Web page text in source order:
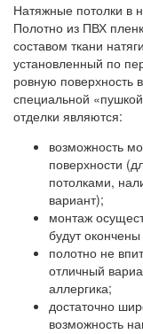
Натяжные потолки в
Полотно из ПВХ
составом ткани
установленный по
ровную поверхность
специальной
отделки являются:
возможность
поверхности
потолками,
вариант);
монтаж
будут
полотно не
отличный
аллергика;
достаточно
возможность